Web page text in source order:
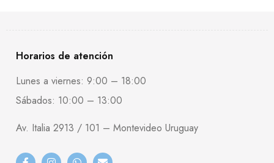
Horarios de atención
Lunes a viernes: 9:00 – 18:00
Sábados: 10:00 – 13:00
Av. Italia 2913 / 101 – Montevideo Uruguay